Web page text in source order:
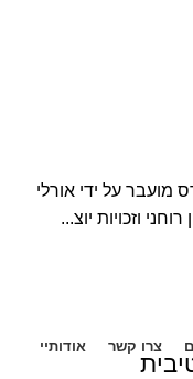
צרו קשר אודותיי
סדנת זוגיות קארמה 8 הקורס מועבר על ידי אורלי